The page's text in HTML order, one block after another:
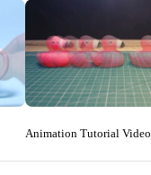
Animation Tutorial Video